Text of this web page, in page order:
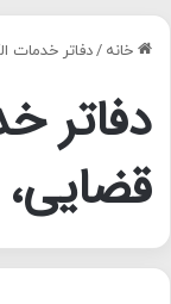
خانه /دفاتر خدمات
دفاتر